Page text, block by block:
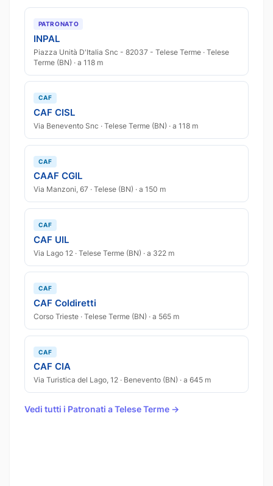
PATRONATO
INPAL
Piazza Unità D'Italia Snc - 82037 - Telese Terme · Telese
Terme (BN) · a 118 m
CAF
CAF CISL
Via Benevento Snc · Telese Terme (BN) · a 118 m
CAF
CAAF CGIL
Via Manzoni, 67 · Telese (BN) · a 150 m
CAF
CAF UIL
Via Lago 12 · Telese Terme (BN) · a 322 m
CAF
CAF Coldiretti
Corso Trieste · Telese Terme (BN) · a 565 m
CAF
CAF CIA
Via Turistica del Lago, 12 · Benevento (BN) · a 645 m
Vedi tutti i Patronati a Telese Terme →